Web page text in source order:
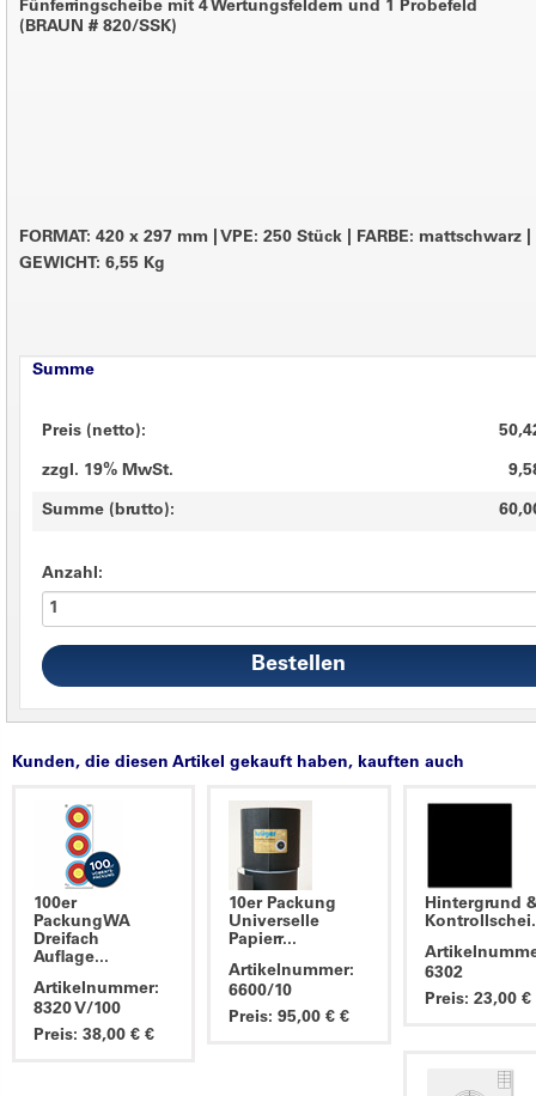
Fünferringscheibe mit 4 Wertungsfeldern und 1 Probefeld
(BRAUN # 820/SSK)
FORMAT: 420 x 297 mm VPE: 250 Stück FARBE: mattschwarz
GEWICHT: 6,55 Kg
Summe
Preis (netto):
zzgl. 19% MwSt.
Summe (brutto):
Anzahl:
Kunden, die diesen Artikel gekauft haben, kauften auch
100er
PackungWA
Dreifach
Auflage...
Artikelnummer:
8320 V/100
Preis: 38,00 € €
10er Packung
Universelle
Papierr...
Artikelnummer:
6600/10
Preis: 95,00 € €
Hintergrund
6302
Preis: 23,00 €